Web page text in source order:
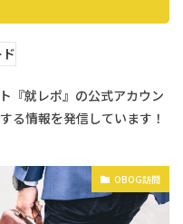
『就レポ』の公式アカウン
る情報を発信しています！
OBOG訪問